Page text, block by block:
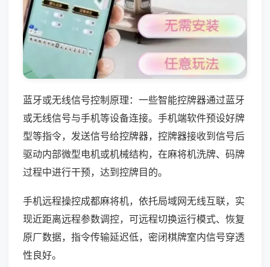
蓝牙或无线信号控制原理：一些智能控牌器通过蓝牙
或无线信号与手机等设备连接。手机端软件预设好牌
型等指令，发送信号给控牌器，控牌器接收到信号后
驱动内部微型电机或机械结构，在麻将机洗牌、码牌
过程中进行干预，达到控牌目的。
手机远程操控成都麻将机，依托局域网无线互联，实
现近距离远程参数调控，可远程切换运行模式、恢复
原厂数据，指令传输延迟低，密闭棋牌室内信号穿透
性良好。